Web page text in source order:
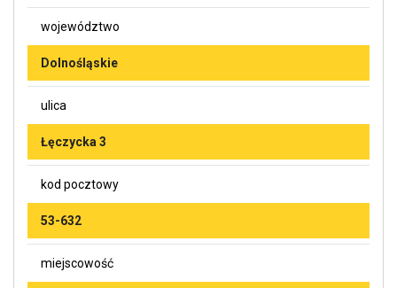
województwo
Dolnośląskie
ulica
Łęczycka 3
kod pocztowy
53-632
miejscowość